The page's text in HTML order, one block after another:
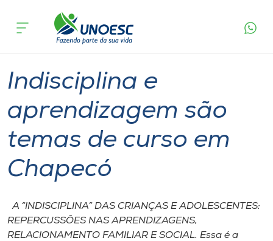
Cursos
Atendimento ao Estudante
Portal de Ensino
A
acontece
Indisciplina e
aprendizagem são
temas de curso em
Chapecó
A “INDISCIPLINA” DAS CRIANÇAS E ADOLESCENTES:
REPERCUSSÕES NAS APRENDIZAGENS,
RELACIONAMENTO FAMILIAR E SOCIAL. Essa é a